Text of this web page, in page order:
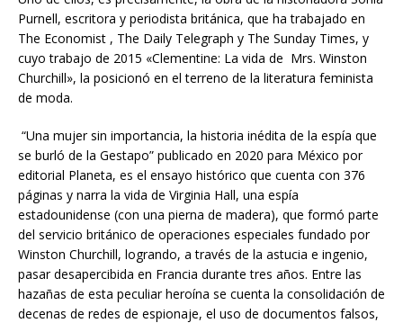
Purnell, escritora y periodista británica, que ha trabajado en
The Economist , The Daily Telegraph y The Sunday Times, y
cuyo trabajo de 2015 «Clementine: La vida de Mrs. Winston
Churchill», la posicionó en el terreno de la literatura feminista
de moda.
“Una mujer sin importancia, la historia inédita de la espía que
se burló de la Gestapo” publicado en 2020 para México por
editorial Planeta, es el ensayo histórico que cuenta con 376
páginas y narra la vida de Virginia Hall, una espía
estadounidense (con una pierna de madera), que formó parte
del servicio británico de operaciones especiales fundado por
Winston Churchill, logrando, a través de la astucia e ingenio,
pasar desapercibida en Francia durante tres años. Entre las
hazañas de esta peculiar heroína se cuenta la consolidación de
decenas de redes de espionaje, el uso de documentos falsos,